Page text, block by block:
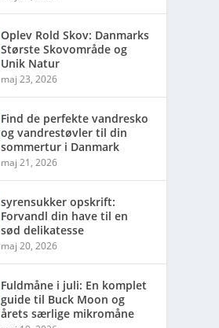
Oplev Rold Skov: Danmarks
Største Skovområde og
Unik Natur
maj 23, 2026
Find de perfekte vandresko
og vandrestøvler til din
sommertur i Danmark
maj 21, 2026
syrensukker opskrift:
Forvandl din have til en
sød delikatesse
maj 20, 2026
Fuldmåne i juli: En komplet
guide til Buck Moon og
årets særlige mikromåne